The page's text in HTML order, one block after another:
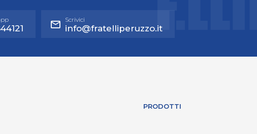
Scrivici
info@fratelliperuzzo.it
PRODOTTI